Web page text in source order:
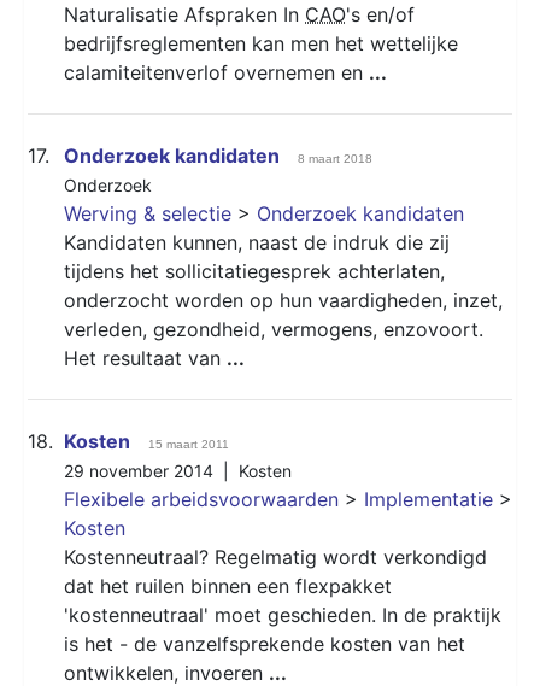
Naturalisatie Afspraken In CAO's en/of
bedrijfsreglementen kan men het wettelijke
calamiteitenverlof overnemen en ...
17. Onderzoek kandidaten 8 maart 2018
Onderzoek
Werving & selectie > Onderzoek kandidaten
Kandidaten kunnen, naast de indruk die zij
tijdens het sollicitatiegesprek achterlaten,
onderzocht worden op hun vaardigheden, inzet,
verleden, gezondheid, vermogens, enzovoort.
Het resultaat van ...
18. Kosten 15 maart 2011
29 november 2014 | Kosten
Flexibele arbeidsvoorwaarden > Implementatie >
Kosten
Kostenneutraal? Regelmatig wordt verkondigd
dat het ruilen binnen een flexpakket
'kostenneutraal' moet geschieden. In de praktijk
is het - de vanzelfsprekende kosten van het
ontwikkelen, invoeren ...